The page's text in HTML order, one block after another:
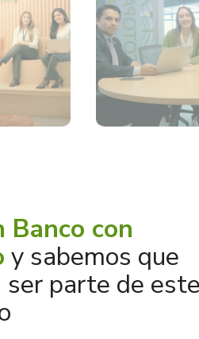
Banco con
y sabemos que
ser parte de este